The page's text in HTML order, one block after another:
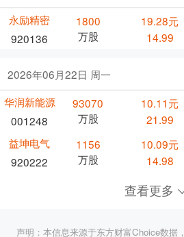
永励精密
920136
1800
万股
19.28元
14.99
2026年06月22日 周一
华润新能源
001248
93070
万股
10.11元
21.99
益坤电气
920222
1156
万股
10.09元
14.98
查看更多
声明：本信息来源于东方财富Choice数据